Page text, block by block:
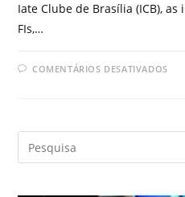
Iate Clube de Brasília (ICB),
FIs,…
COMENTÁRIOS DESATIVADOS